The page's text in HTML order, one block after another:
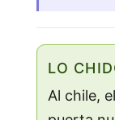
LO
Al chile,